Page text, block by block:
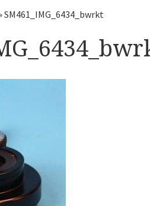
(ca. 1735)
1745)
SM461_IMG_6434_bwrkt